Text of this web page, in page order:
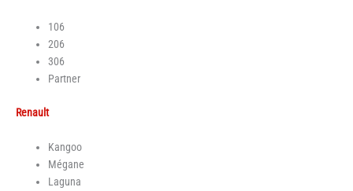
106
206
306
Partner
Renault
Kangoo
Mégane
Laguna